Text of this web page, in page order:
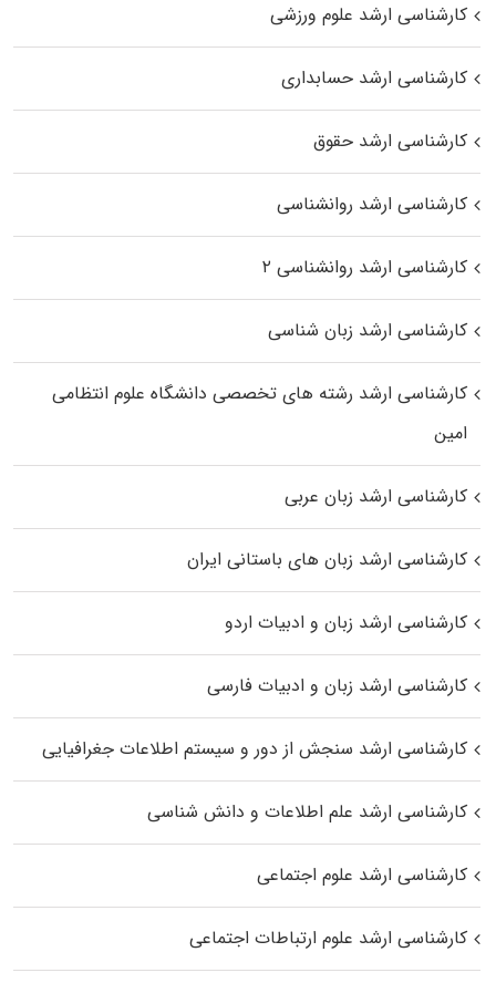
کارشناسی ارشد علوم ورزشی
کارشناسی ارشد حسابداری
کارشناسی ارشد حقوق
کارشناسی ارشد روانشناسی
کارشناسی ارشد روانشناسی ۲
کارشناسی ارشد زبان شناسی
کارشناسی ارشد رﺷﺘﻪ ﻫﺎی تخصصی داﻧﺸﮕﺎه ﻋﻠﻮم انتظامی
اﻣﻴﻦ
کارشناسی ارشد زبان عربی
کارشناسی ارشد زبان‌ های باستانی ایران
کارشناسی ارشد زبان و ادبیات اردو
کارشناسی ارشد زبان و ادبیات فارسی
کارشناسی ارشد سنجش از دور و سیستم اطلاعات جغرافیایی
کارشناسی ارشد علم اطلاعات و دانش شناسی
کارشناسی ارشد علوم اجتماعی
کارشناسی ارشد علوم ارتباطات اجتماعی